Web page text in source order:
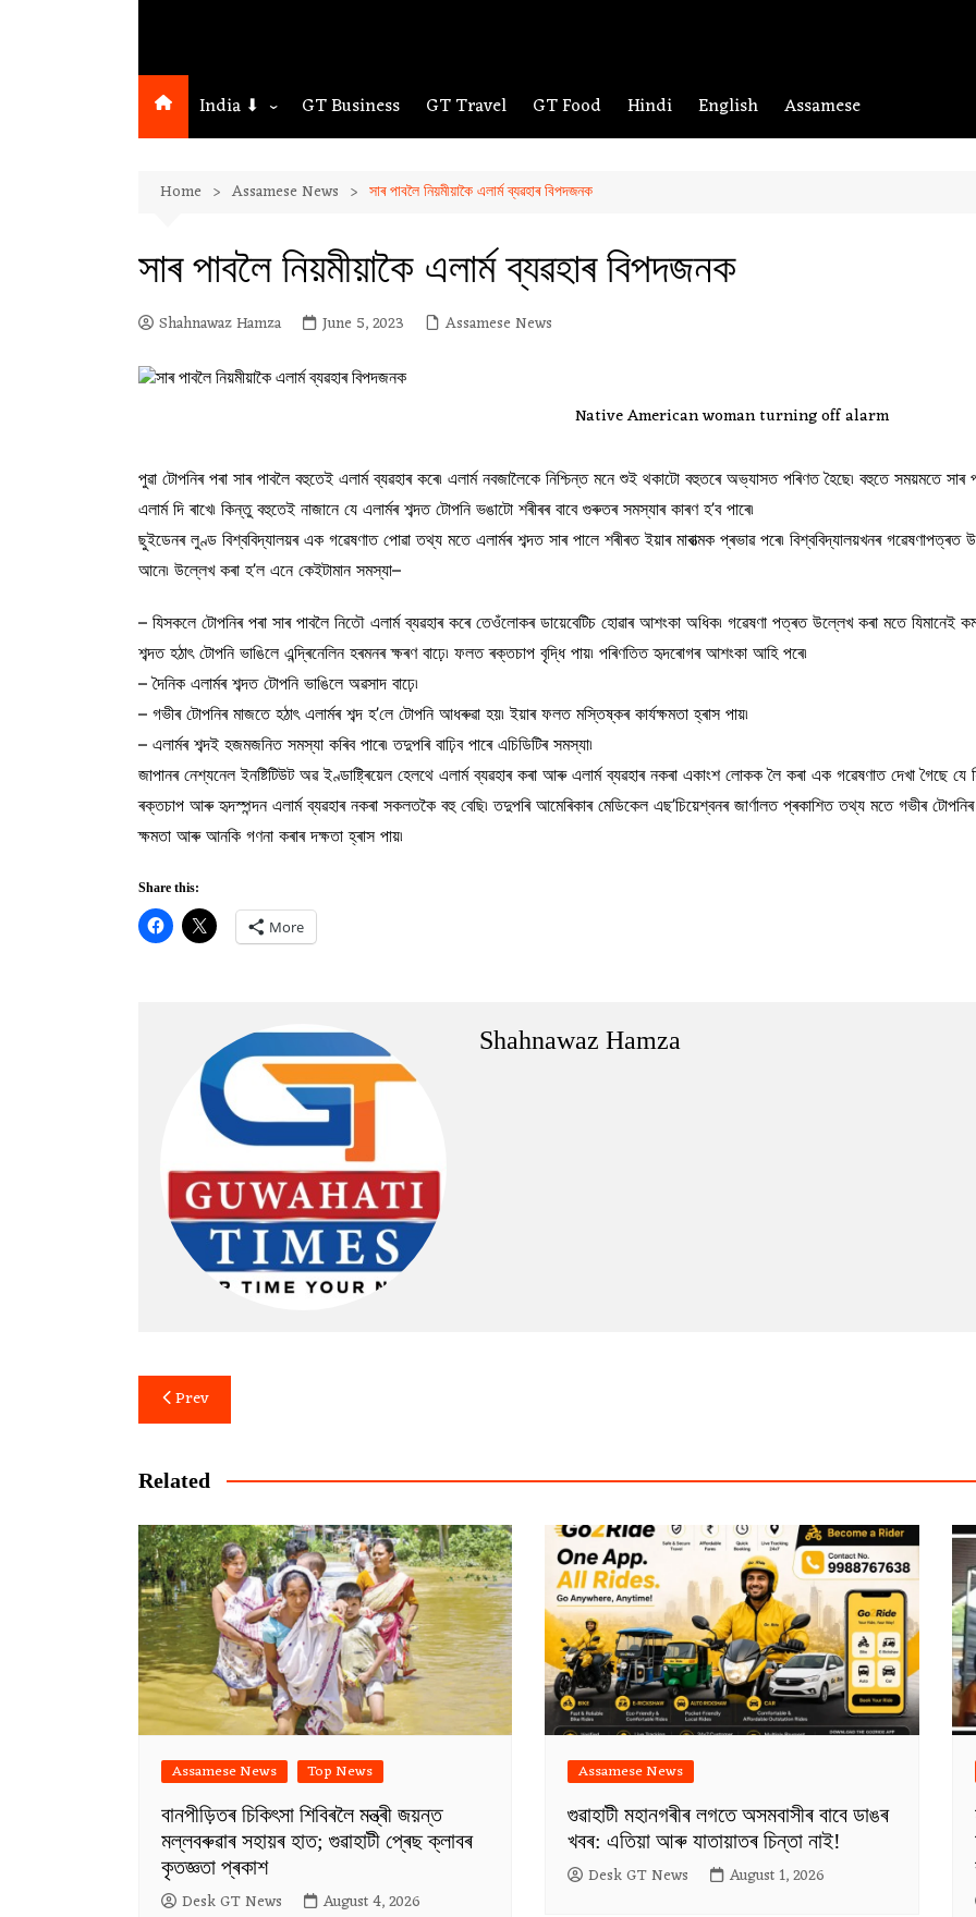
India ⬇
Guwahati
GT Business GT Travel GT Food Hindi English Assamese
Home Assamese News সাৰ পাবলৈ নিয়মীয়াকৈ এলাৰ্ম ব্যৱহাৰ বিপদজনক
সাৰ পাবলৈ নিয়মীয়াকৈ এলাৰ্ম ব্যৱহাৰ বিপদজনক
Shahnawaz Hamza June 5, 2023 Assamese News
Native American woman turning off alarm
পুৱা টোপনিৰ পৰা সাৰ পাবলৈ বহুতেই এলাৰ্ম ব্যৱহাৰ কৰে৷ এলাৰ্ম নবজালৈকে নিশ্চিন্ত মনে শুই থকাটো বহুতৰে অভ্যাসত পৰিণত হৈছে৷ বহুতে সময়মতে
এলাৰ্ম দি ৰাখে৷ কিন্তু বহুতেই নাজানে যে এলাৰ্মৰ শব্দত টোপনি ভঙাটো শৰীৰৰ বাবে গুৰুতৰ সমস্যাৰ কাৰণ হ’ব পাৰে৷
ছুইডেনৰ লুণ্ড বিশ্ববিদ্যালয়ৰ এক গৱেষণাত পোৱা তথ্য মতে এলাৰ্মৰ শব্দত সাৰ পালে শৰীৰত ইয়াৰ মাৰাত্মক প্ৰভাৱ পৰে৷ বিশ্ববিদ্যালয়খনৰ গৱেষণাপত্ৰত
আনে৷ উল্লেখ কৰা হ’ল এনে কেইটামান সমস্যা–
– যিসকলে টোপনিৰ পৰা সাৰ পাবলৈ নিতৌ এলাৰ্ম ব্যৱহাৰ কৰে তেওঁলোকৰ ডায়েবেটিচ হোৱাৰ আশংকা অধিক৷ গৱেষণা পত্ৰত উল্লেখ কৰা মতে যিমানেই
শব্দত হঠাৎ টোপনি ভাঙিলে এন্দ্ৰিনেলিন হৰমনৰ ক্ষৰণ বাঢ়ে৷ ফলত ৰক্তচাপ বৃদ্ধি পায়৷ পৰিণতিত হৃদৰোগৰ আশংকা আহি পৰে৷
– দৈনিক এলাৰ্মৰ শব্দত টোপনি ভাঙিলে অৱসাদ বাঢ়ে৷
– গভীৰ টোপনিৰ মাজতে হঠাৎ এলাৰ্মৰ শব্দ হ’লে টোপনি আধৰুৱা হয়৷ ইয়াৰ ফলত মস্তিষ্কৰ কাৰ্যক্ষমতা হ্ৰাস পায়৷
– এলাৰ্মৰ শব্দই হজমজনিত সমস্যা কৰিব পাৰে৷ তদুপৰি বাঢ়িব পাৰে এচিডিটিৰ সমস্যা৷
জাপানৰ নেশ্যনেল ইনষ্টিটিউট অৱ ইণ্ডাষ্ট্ৰিয়েল হেলথে এলাৰ্ম ব্যৱহাৰ কৰা আৰু এলাৰ্ম ব্যৱহাৰ নকৰা একাংশ লোকক লৈ কৰা এক গৱেষণাত দেখা গৈছে
ৰক্তচাপ আৰু হৃদস্পন্দন এলাৰ্ম ব্যৱহাৰ নকৰা সকলতকৈ বহু বেছি৷ তদুপৰি আমেৰিকাৰ মেডিকেল এছ’চিয়েশ্বনৰ জাৰ্ণালত প্ৰকাশিত তথ্য মতে গভীৰ
ক্ষমতা আৰু আনকি গণনা কৰাৰ দক্ষতা হ্ৰাস পায়৷
Share this:
More
Shahnawaz Hamza
Post
navigation
Prev
Related
Assamese News Top News
বানপীড়িতৰ চিকিৎসা শিবিৰলৈ মন্ত্ৰী জয়ন্ত
মল্লবৰুৱাৰ সহায়ৰ হাত; গুৱাহাটী প্ৰেছ ক্লাবৰ
কৃতজ্ঞতা প্ৰকাশ
Desk GT News August 4, 2026
Assamese News
গুৱাহাটী মহানগৰীৰ লগতে অসমবাসীৰ বাবে ডাঙৰ
খবৰ: এতিয়া আৰু যাতায়াতৰ চিন্তা নাই!
Desk GT News August 1, 2026